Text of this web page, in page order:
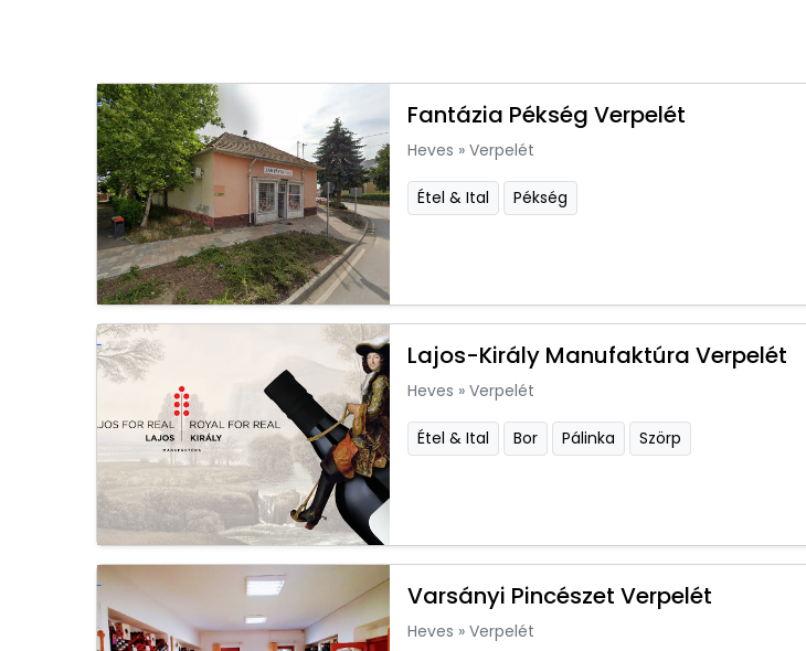
Fantázia Pékség Verpelét
Heves » Verpelét
Étel & Ital Pékség
Lajos-Király Manufaktúra Verpelét
Heves » Verpelét
Étel & Ital Bor Pálinka Szörp
Varsányi Pincészet Verpelét
Heves » Verpelét